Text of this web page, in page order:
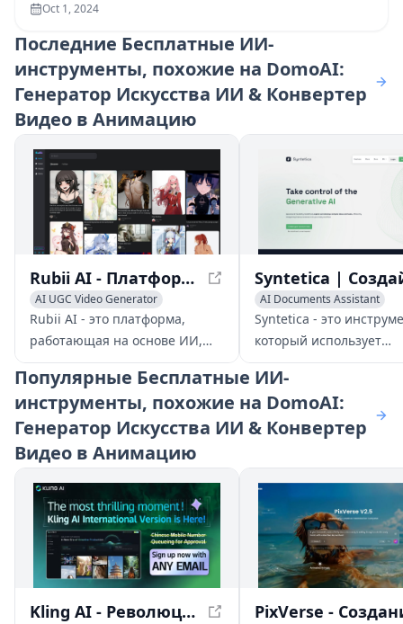
Oct 1, 2024
Последние Бесплатные ИИ-
инструменты, похожие на DomoAI:
Генератор Искусства ИИ & Конвертер
Видео в Анимацию
Rubii AI - Платформа UGC персонажей фэндома на основе ИИ
AI UGC Video Generator
AI Video Generator
AI Avatar Generator
Rubii AI - это платформа,
работающая на основе ИИ,
для создания и обмена
пользовательским контентом
(UGC), ориентированным на
персонажей фэндома. Она
предоставляет родную среду
для фанатов, чтобы выражать
свою креативность и
связываться с другими, кто
разделяет схожие интересы.
AI Documents Assistant
AI Image Generator
AI Video Generator
AI Productivity Tools
Syntetica - это
который использует
генеративный ИИ для
пользователям в
сложного контента,
документы,
путем интеграции
типов файлов и
автоматизации
повторяющихся задач.
Популярные Бесплатные ИИ-
инструменты, похожие на DomoAI:
Генератор Искусства ИИ & Конвертер
Видео в Анимацию
Kling AI - Революционизируя генерацию текста в видео